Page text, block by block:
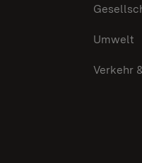
Umwelt
Verkehr